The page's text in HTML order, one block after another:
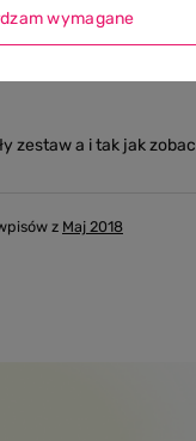
zestaw a i tak jak
z Maj 2018
wymagane